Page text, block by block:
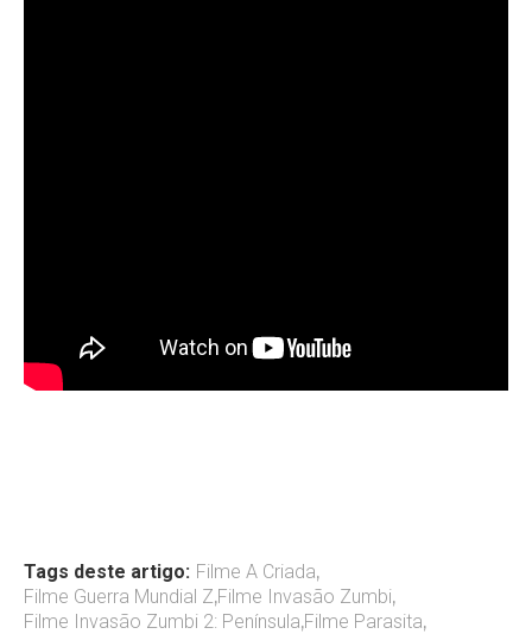
Tags deste artigo: Filme A Criada,
Filme Guerra Mundial Z,Filme Invasão Zumbi,
Filme Invasão Zumbi 2: Península,Filme Parasita,